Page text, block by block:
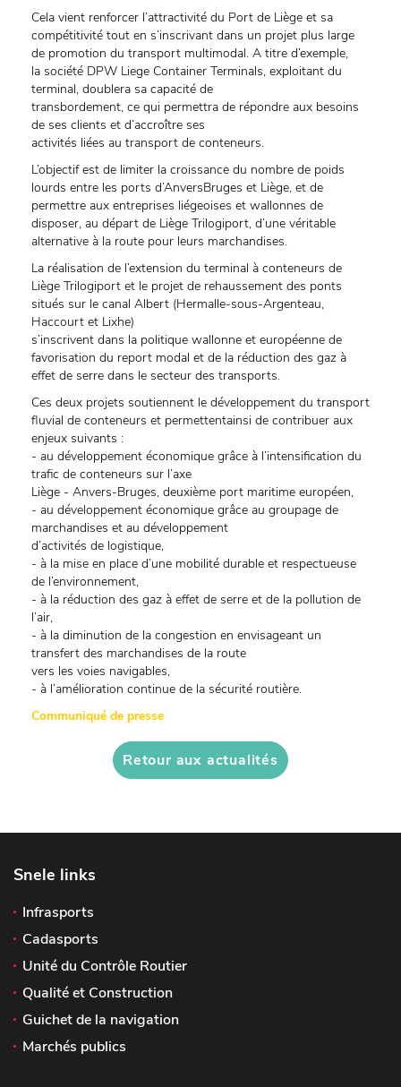
Cela vient renforcer l’attractivité du Port de Liège et sa
compétitivité tout en s’inscrivant dans un projet plus large
de promotion du transport multimodal. A titre d’exemple,
la société DPW Liege Container Terminals, exploitant du
terminal, doublera sa capacité de
transbordement, ce qui permettra de répondre aux besoins
de ses clients et d’accroître ses
activités liées au transport de conteneurs.
L’objectif est de limiter la croissance du nombre de poids
lourds entre les ports d’AnversBruges et Liège, et de
permettre aux entreprises liégeoises et wallonnes de
disposer, au départ de Liège Trilogiport, d’une véritable
alternative à la route pour leurs marchandises.
La réalisation de l’extension du terminal à conteneurs de
Liège Trilogiport et le projet de rehaussement des ponts
situés sur le canal Albert (Hermalle-sous-Argenteau,
Haccourt et Lixhe)
s’inscrivent dans la politique wallonne et européenne de
favorisation du report modal et de la réduction des gaz à
effet de serre dans le secteur des transports.
Ces deux projets soutiennent le développement du transport
fluvial de conteneurs et permettentainsi de contribuer aux
enjeux suivants :
- au développement économique grâce à l’intensification du
trafic de conteneurs sur l’axe
Liège - Anvers-Bruges, deuxième port maritime européen,
- au développement économique grâce au groupage de
marchandises et au développement
d’activités de logistique,
- à la mise en place d’une mobilité durable et respectueuse
de l’environnement,
- à la réduction des gaz à effet de serre et de la pollution de
l’air,
- à la diminution de la congestion en envisageant un
transfert des marchandises de la route
vers les voies navigables,
- à l’amélioration continue de la sécurité routière.
Communiqué de presse
Retour aux actualités
Snele links
Infrasports
Cadasports
Unité du Contrôle Routier
Qualité et Construction
Guichet de la navigation
Marchés publics